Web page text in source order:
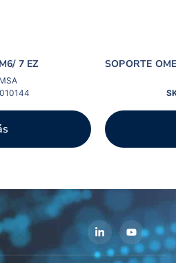
7 EZ SOPORTE